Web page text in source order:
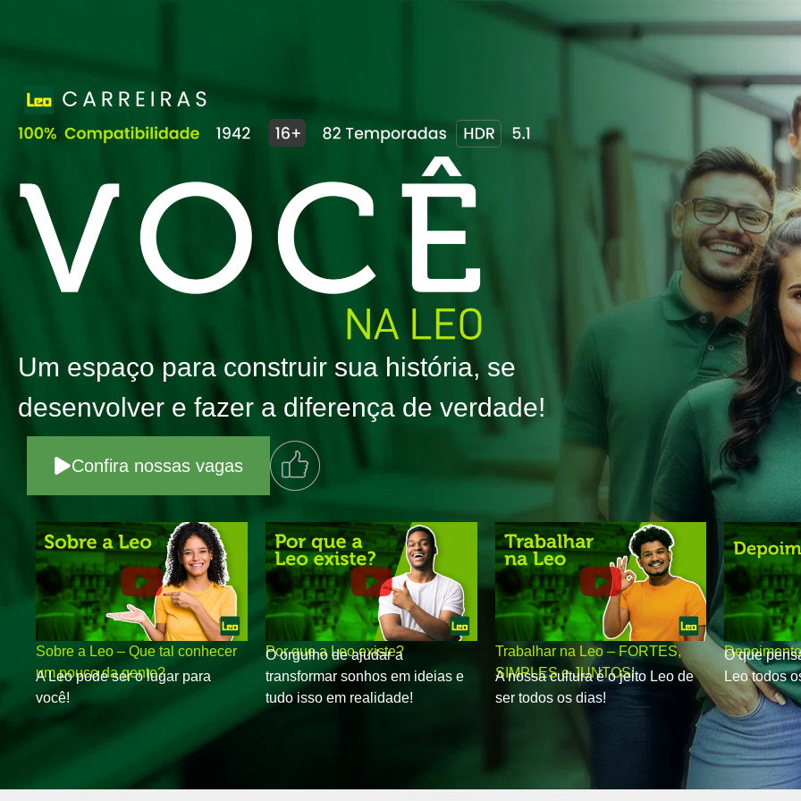
Um espaço para construir sua história, se
desenvolver e fazer a diferença de verdade!
Confira nossas vagas
Sobre a Leo – Que tal conhecer
um pouco da gente?
A Leo pode ser o lugar para
você!
Por que a Leo existe?
O orgulho de ajudar a
transformar sonhos em ideias e
tudo isso em realidade!
Trabalhar na Leo – FORTES,
SIMPLES e JUNTOS!
A nossa cultura é o jeito Leo de
ser todos os dias!
O que
Leo todos